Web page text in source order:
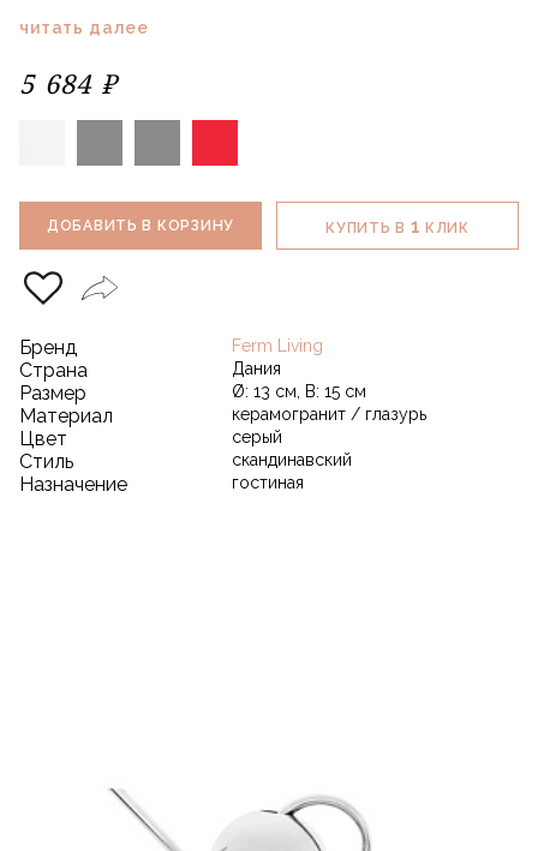
читать далее
5 684 ₽
ДОБАВИТЬ В КОРЗИНУ КУПИТЬ В 1 КЛИК
Бренд Ferm Living
Страна Дания
Размер Ø: 13 см, В: 15 см
Материал керамогранит / глазурь
Цвет серый
Стиль скандинавский
Назначение гостиная